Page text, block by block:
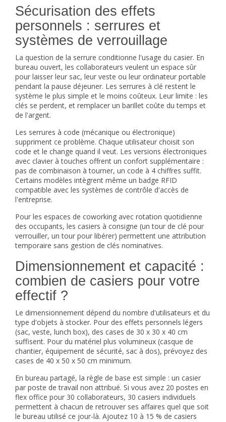
Sécurisation des effets
personnels : serrures et
systèmes de verrouillage
La question de la serrure conditionne l'usage du casier. En
bureau ouvert, les collaborateurs veulent un espace sûr
pour laisser leur sac, leur veste ou leur ordinateur portable
pendant la pause déjeuner. Les serrures à clé restent le
système le plus simple et le moins coûteux. Leur limite : les
clés se perdent, et remplacer un barillet coûte du temps et
de l'argent.
Les serrures à code (mécanique ou électronique)
suppriment ce problème. Chaque utilisateur choisit son
code et le change quand il veut. Les versions électroniques
avec clavier à touches offrent un confort supplémentaire :
pas de combinaison à tourner, un code à 4 chiffres suffit.
Certains modèles intègrent même un badge RFID
compatible avec les systèmes de contrôle d'accès de
l'entreprise.
Pour les espaces de coworking avec rotation quotidienne
des occupants, les casiers à consigne (un tour de clé pour
verrouiller, un tour pour libérer) permettent une attribution
temporaire sans gestion de clés nominatives.
Dimensionnement et capacité :
combien de casiers pour votre
effectif ?
Le dimensionnement dépend du nombre d'utilisateurs et du
type d'objets à stocker. Pour des effets personnels légers
(sac, veste, lunch box), des cases de 30 x 30 x 40 cm
suffisent. Pour du matériel plus volumineux (casque de
chantier, équipement de sécurité, sac à dos), prévoyez des
cases de 40 x 50 x 50 cm minimum.
En bureau partagé, la règle de base est simple : un casier
par poste de travail non attribué. Si vous avez 20 postes en
flex office pour 30 collaborateurs, 30 casiers individuels
permettent à chacun de retrouver ses affaires quel que soit
le bureau utilisé ce jour-là. Ajoutez 10 à 15 % de casiers